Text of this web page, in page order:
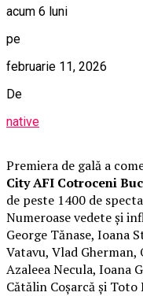
acum 6 luni
pe
februarie 11, 2026
De
native
Premiera de gală a
City AFI Cotroceni
de peste 1400 de
Numeroase vedete și
George Tănase, Ioana
Vatavu, Vlad Gherman,
Azaleea Necula, Ioana
Cătălin Coșarcă și Toto